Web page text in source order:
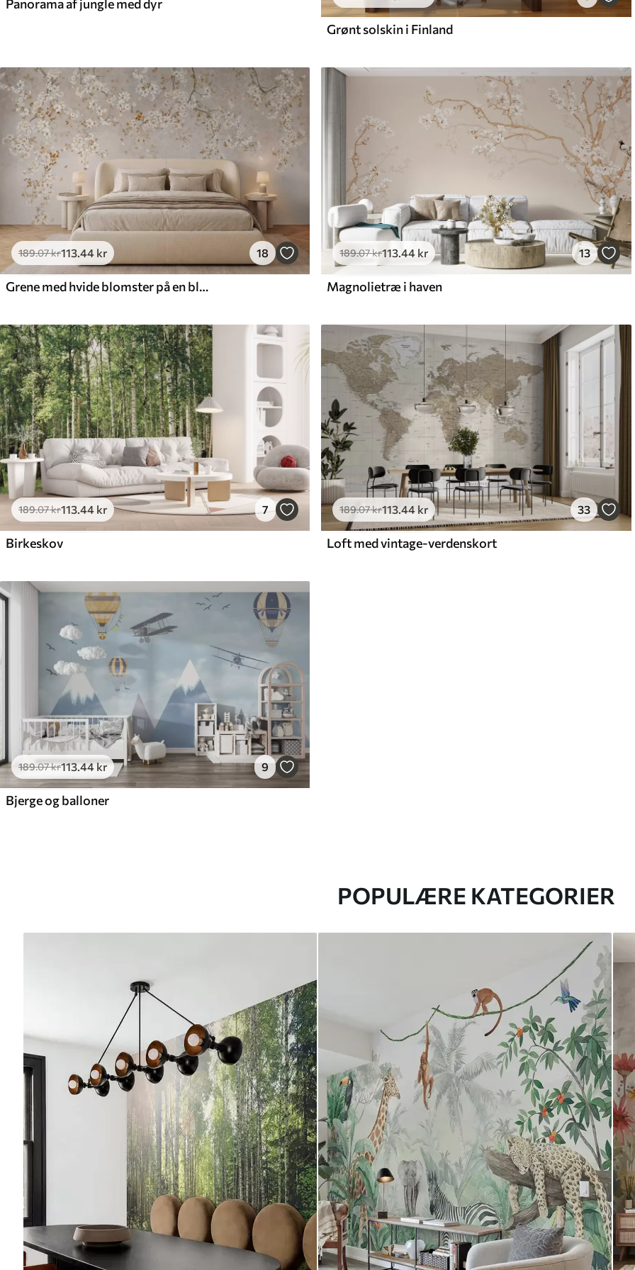
Panorama af jungle med dyr
Grønt solskin i Finland
189.07kr113 .44 kr 18
Grene med hvide blomster på en blød beige baggrund
189.07kr113 .44 kr 13
Magnolietræ i haven
189.07kr113.44 kr 7
Birkeskov
189.07kr113.44 kr 33
Loft med vintage-verdenskort
189.07kr113.44kr 9
Bjerge og balloner
POPULÆRE KATEGORIER